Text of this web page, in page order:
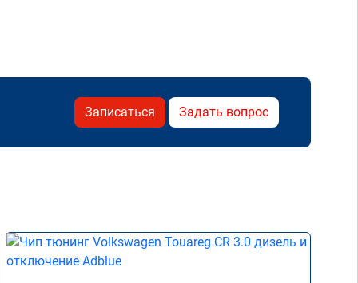
Записаться Задать вопрос